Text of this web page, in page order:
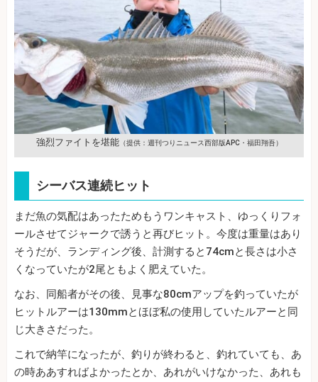
強烈ファイトを堪能（提供：週刊つりニュース西部版APC・福田翔吾）
シーバス連続ヒット
まだ魚の気配はあったためもうワンキャスト、ゆっくりフォ
ールさせてジャークで誘うと再びヒット。今度は重量はあり
そうだが、ランディング後、計測すると74cmと長さは小さ
くなっていたが2尾ともよく肥えていた。
なお、同船者がその後、見事な80cmアップを釣っていたが
ヒットルアーは130mmとほぼ私の使用していたルアーと同
じ大きさだった。
これで納竿になったが、釣りが終わると、釣れていても、あ
の時ああすればよかったとか、あれがいけなかった、あれも